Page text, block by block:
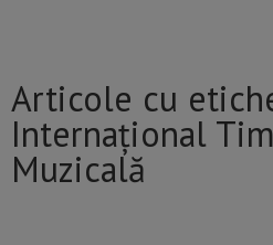
Articole cu
Internațional
Muzicală